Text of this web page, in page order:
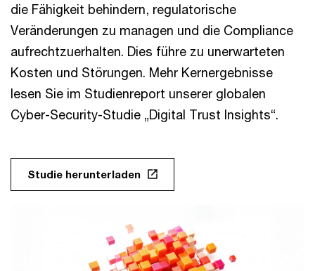
die Fähigkeit behindern, regulatorische
Veränderungen zu managen und die Compliance
aufrechtzuerhalten. Dies führe zu unerwarteten
Kosten und Störungen. Mehr Kernergebnisse
lesen Sie im Studienreport unserer globalen
Cyber-Security-Studie „Digital Trust Insights“.
Studie herunterladen